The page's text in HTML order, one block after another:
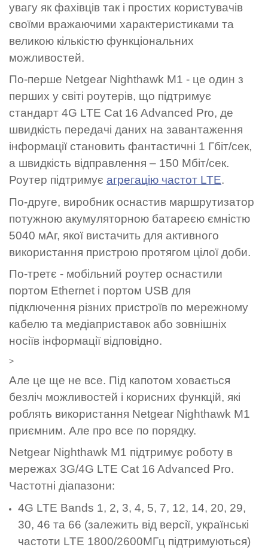
увагу як фахівців так і простих користувачів
своїми вражаючими характеристиками та
великою кількістю функціональних
можливостей.
По-перше Netgear Nighthawk M1‎ - це один з
перших у світі роутерів, що підтримує
стандарт 4G LTE Cat 16 Advanced Pro, де
швидкість передачі даних на завантаження
інформації становить фантастичні 1 Гбіт/сек,
а швидкість відправлення – 150 Мбіт/сек.
Роутер підтримує агрегацію частот LTE.
По-друге, виробник оснастив маршрутизатор
потужною акумуляторною батареєю ємністю
5040 мАг, якої вистачить для активного
використання пристрою протягом цілої доби.
По-третє - мобільний роутер оснастили
портом Ethernet і портом USB для
підключення різних пристроїв по мережному
кабелю та медіаприставок або зовнішніх
носіїв інформації відповідно.
>
Але це ще не все. Під капотом ховається
безліч можливостей і корисних функцій, які
роблять використання Netgear Nighthawk M1
приємним. Але про все по порядку.
Netgear Nighthawk M1 підтримує роботу в
мережах 3G/4G LTE Cat 16 Advanced Pro.
Частотні діапазони:
4G LTE Bands 1, 2, 3, 4, 5, 7, 12, 14, 20, 29,
30, 46 та 66 (залежить від версії, українські
частоти LTE 1800/2600МГц підтримуються)